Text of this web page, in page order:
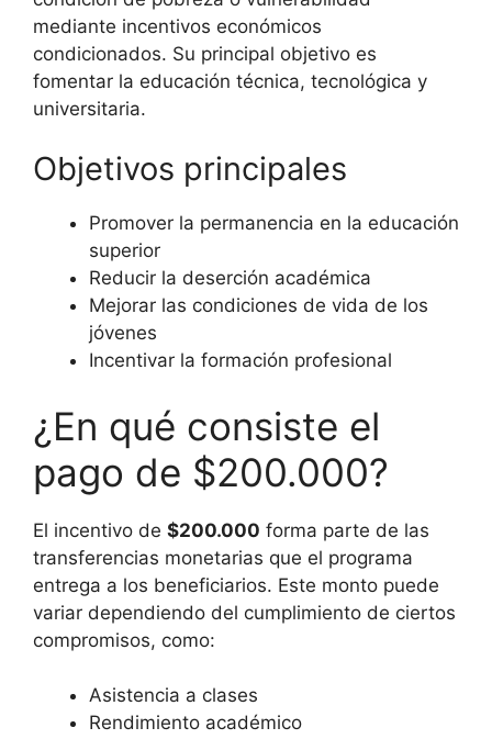
mediante incentivos económicos
condicionados. Su principal objetivo es
fomentar la educación técnica, tecnológica y
universitaria.
Objetivos principales
Promover la permanencia en la educación
superior
Reducir la deserción académica
Mejorar las condiciones de vida de los
jóvenes
Incentivar la formación profesional
¿En qué consiste el
pago de $200.000?
El incentivo de $200.000 forma parte de las
transferencias monetarias que el programa
entrega a los beneficiarios. Este monto puede
variar dependiendo del cumplimiento de ciertos
compromisos, como:
Asistencia a clases
Rendimiento académico